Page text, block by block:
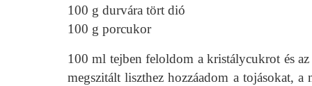
100 g durvára tört dió
100 g porcukor
100 ml tejben feloldom a kristálycukrot és
megszitált liszthez hozzáadom a tojásokat,